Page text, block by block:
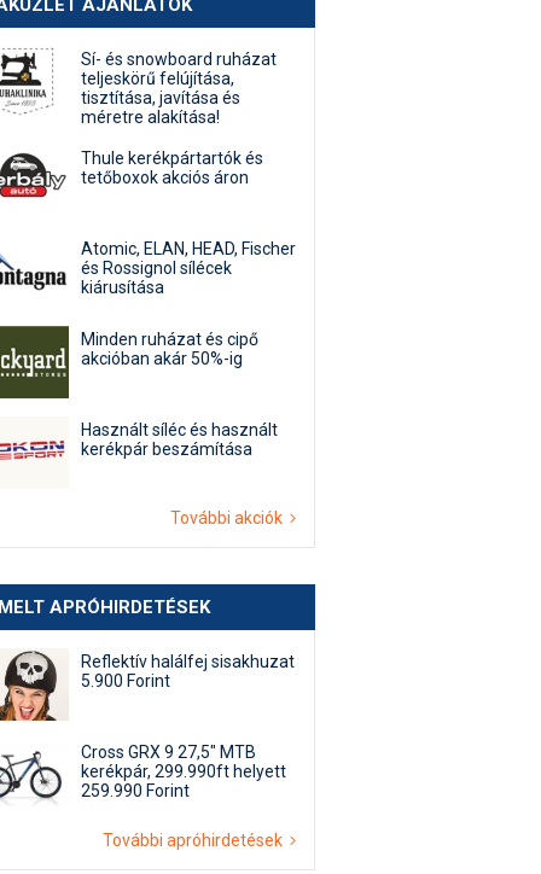
AJÁNLATOK
Sí- és snowboard ruházat
teljeskörű felújítása,
tisztítása, javítása és
méretre alakítása!
Thule kerékpártartók és
tetőboxok akciós áron
Atomic, ELAN, HEAD, Fischer
és Rossignol sílécek
kiárusítása
Minden ruházat és cipő
akcióban akár 50%-ig
Használt síléc és használt
kerékpár beszámítása
További akciók
APRÓHIRDETÉSEK
Reflektív halálfej sisakhuzat
5.900 Forint
Cross GRX 9 27,5" MTB
kerékpár, 299.990ft helyett
259.990 Forint
További apróhirdetések